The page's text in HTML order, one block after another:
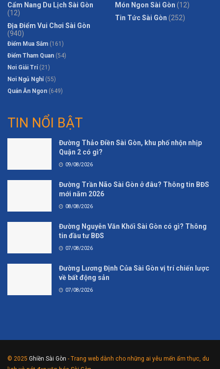
Cẩm Nang Du Lịch Sài Gòn
(12)
Địa Điểm Vui Chơi Sài Gòn
(940)
Điểm Mua Sắm (161)
Điểm Tham Quan (54)
Nơi Giải Trí(21)
Nơi Ngủ Nghỉ (55)
Quán Ăn Ngon (649)
Món Ngon Sài Gòn (12)
Tin Tức Sài Gòn (252)
TIN NỔI BẬT
Đường Thảo Điền Sài Gòn, khu phố nhộn nhịp
Quận 2 có gì?
09/08/2026
Đường Trần Não Sài Gòn ở đâu? Thông tin BĐS
mới năm 2026
08/08/2026
Đường Nguyễn Văn Khối Sài Gòn có gì? Thông
tin đầu tư BĐS
07/08/2026
Đường Lương Định Của Sài Gòn vị trí chiến lược
về bất động sản
07/08/2026
© 2025 Ghiền Sài Gòn - Trang web dành cho những ai yêu mến ẩm thực, du